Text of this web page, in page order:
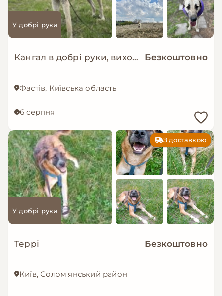
У добрі руки
Кангал в добрі руки, вихована молода дівчинка Безкоштовно
Фастів, Київська область
6 серпня
З доставкою
У добрі руки
Террі Безкоштовно
Київ, Солом'янський район